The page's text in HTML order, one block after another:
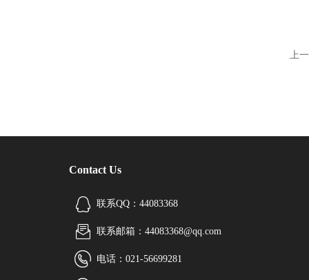
上
Contact Us
联系QQ：44083368
联系邮箱：44083368@qq.com
电话：021-56699281